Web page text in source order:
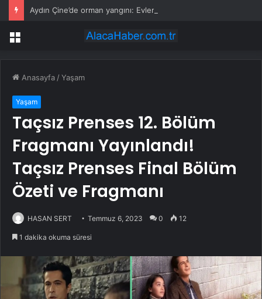
Menü
Anasayfa /Yaşam
Yaşam
Taçsız Prenses 12. Bölüm
Fragmanı Yayınlandı!
Taçsız Prenses Final Bölüm
Özeti ve Fragmanı
HASAN SERT Temmuz 6, 2023 0 12
1 dakika okuma süresi